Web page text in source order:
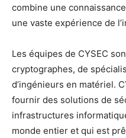
combine une
une vaste expérience de
Les équipes de CYSEC
cryptographes, de
d’ingénieurs en matériel.
fournir des solutions de
infrastructures
monde entier et qui est